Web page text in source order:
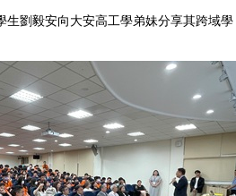
生劉毅安向大安高工學弟妹分享其跨域學